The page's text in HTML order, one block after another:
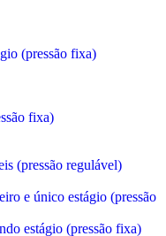
(pressão fixa)
fixa)
(pressão regulável)
e único estágio (pressão
estágio (pressão fixa)